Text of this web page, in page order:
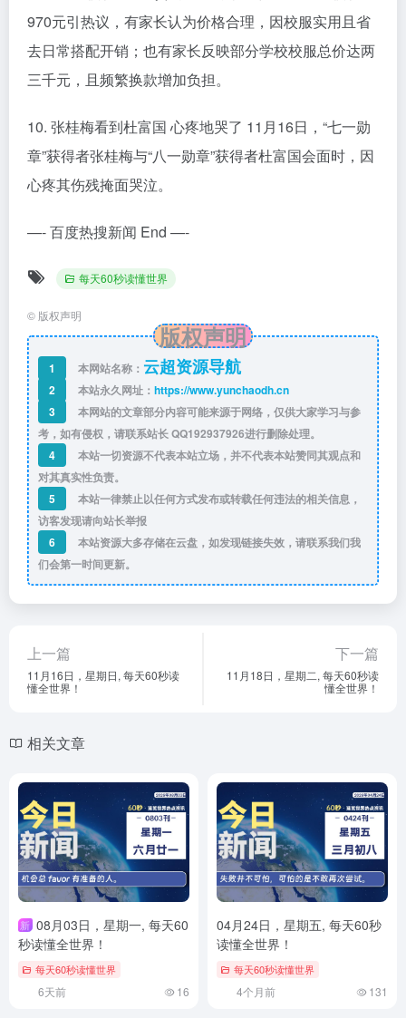
970元引热议，有家长认为价格合理，因校服实用且省
去日常搭配开销；也有家长反映部分学校校服总价达两
三千元，且频繁换款增加负担。
10. 张桂梅看到杜富国 心疼地哭了 11月16日，“七一勋
章”获得者张桂梅与“八一勋章”获得者杜富国会面时，因
心疼其伤残掩面哭泣。
—- 百度热搜新闻 End —-
每天60秒读懂世界
© 版权声明
版权声明
1 本网站名称： 云超资源导航
2 本站永久网址： https://www.yunchaodh.cn
3
本网站的文章部分内容可能来源于网络，仅供大家学习与参
考，如有侵权，请联系站长 QQ192937926进行删除处理。
4
本站一切资源不代表本站立场，并不代表本站赞同其观点和
对其真实性负责。
5
本站一律禁止以任何方式发布或转载任何违法的相关信息，
访客发现请向站长举报
6
本站资源大多存储在云盘，如发现链接失效，请联系我们我
们会第一时间更新。
上一篇
11月16日，星期日, 每天60秒读
懂全世界！
下一篇
11月18日，星期二, 每天60秒读
懂全世界！
相关文章
新 08月03日，星期一, 每天60
秒读懂全世界！
每天60秒读懂世界
6天前 16
04月24日，星期五, 每天60秒
读懂全世界！
每天60秒读懂世界
4个月前 131